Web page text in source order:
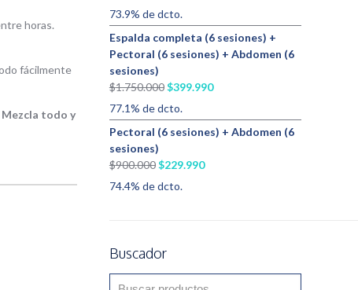
horas.
fácilmente
Mezcla todo y
precio
original
era:
$690.000.
actual
es:
$179.990.
73.9% de dcto.
Espalda completa (6 sesiones) +
Pectoral (6 sesiones) + Abdomen (6
sesiones)
$1.750.000 El
precio
original
era:
$399.990El
actual
es:
77.1% de dcto.
Pectoral (6 sesiones) + Abdomen (6
sesiones)
$900.000 El
precio
$229.990El
74.4% de dcto.
Buscador